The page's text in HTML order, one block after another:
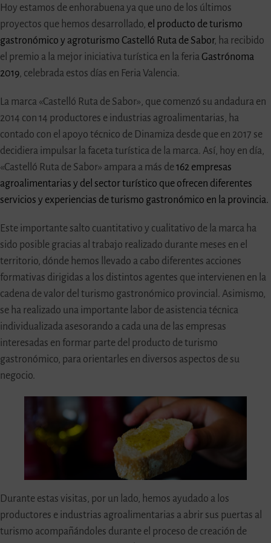
Hoy estamos de enhorabuena ya que uno de los últimos
proyectos que hemos desarrollado, el producto de turismo
gastronómico y agroturismo Castelló Ruta de Sabor, ha recibido
el premio a la mejor iniciativa turística en la feria Gastrónoma
2019, celebrada estos días en Feria Valencia.
La marca «Castelló Ruta de Sabor», que comenzó su andadura en
2014 con 14 productores e industrias agroalimentarias, ha
contado con el apoyo técnico de Dinamiza desde que en 2017 se
decidiera impulsar la faceta turística de la marca. Así, hoy en día,
«Castelló Ruta de Sabor» ampara a más de162 empresas
agroalimentarias y del sector turístico que ofrecen diferentes
servicios y experiencias de turismo gastronómico en la provincia.
Este importante salto cuantitativo y cualitativo de la marca ha
sido posible gracias al trabajo realizado durante meses en el
territorio, dónde hemos llevado a cabo diferentes acciones
formativas dirigidas a los distintos agentes que intervienen en la
cadena de valor del turismo gastronómico provincial. Asimismo,
se ha realizado una importante labor de asistencia técnica
individualizada asesorando a cada una de las empresas
interesadas en formar parte del producto de turismo
gastronómico, para orientarles en diversos aspectos de su
negocio.
Durante estas visitas, por un lado, hemos ayudado a los
productores e industrias agroalimentarias a abrir sus puertas al
turismo acompañándoles durante el proceso de creación de